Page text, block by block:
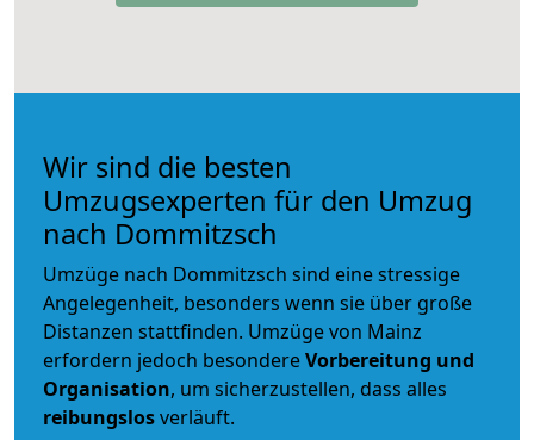
Wir sind die besten
Umzugsexperten für den Umzug
nach Dommitzsch
Umzüge nach Dommitzsch sind eine stressige
Angelegenheit, besonders wenn sie über große
Distanzen stattfinden. Umzüge von Mainz
erfordern jedoch besondereVorbereitung und
Organisation, um sicherzustellen, dass alles
reibungslosverläuft.